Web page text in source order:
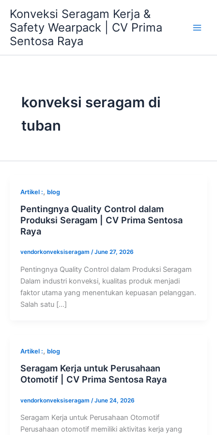
content
Konveksi Seragam Kerja &
Safety Wearpack | CV Prima
Sentosa Raya
konveksi seragam di
tuban
Artikel :, blog
Pentingnya Quality Control dalam
Produksi Seragam | CV Prima Sentosa
Raya
vendorkonveksiseragam /June 27, 2026
Pentingnya Quality Control dalam Produksi Seragam
Dalam industri konveksi, kualitas produk menjadi
faktor utama yang menentukan kepuasan pelanggan.
Salah satu […]
Artikel :, blog
Seragam Kerja untuk Perusahaan
Otomotif | CV Prima Sentosa Raya
vendorkonveksiseragam /June 24, 2026
Seragam Kerja untuk Perusahaan Otomotif
Perusahaan otomotif memiliki aktivitas kerja yang